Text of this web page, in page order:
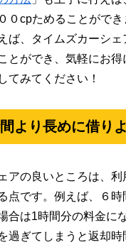
０cpためることがで
ば、タイムズカーシェ
とができ、気軽にお得
てみてください！
より長めに借り
アの良いところは、
点です。例えば、６時
合は1時間分の料金に
過ぎてしまうと返却時